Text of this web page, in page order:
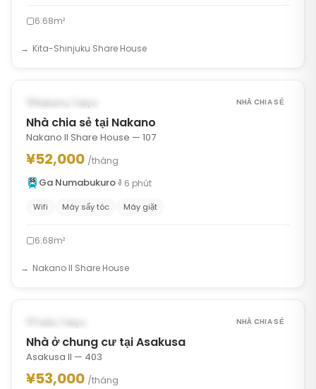
6.68m²
Kita-Shinjuku Share House
Nakano, Tokyo NHÀ CHIA SẺ
Nhà chia sẻ tại Nakano
Nakano II Share House — 107
¥52,000 /tháng
Ga Numabukuro
6 phút
Wifi Máy sấy tóc Máy giặt
6.68m²
Nakano II Share House
Taito, Tokyo NHÀ CHIA SẺ
Nhà ở chung cư tại Asakusa
Asakusa II — 403
¥53,000 /tháng